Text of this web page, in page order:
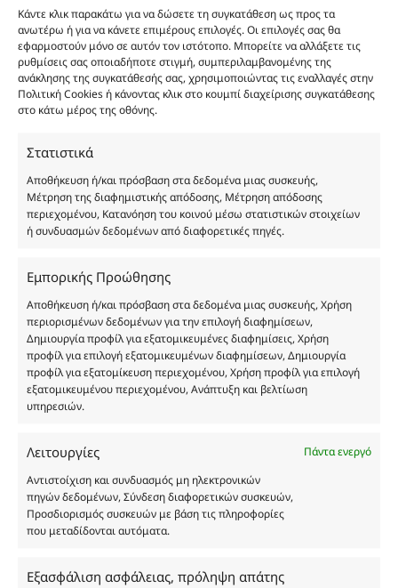
Κάντε κλικ παρακάτω για να δώσετε τη συγκατάθεση ως προς τα
ανωτέρω ή για να κάνετε επιμέρους επιλογές. Οι επιλογές σας θα
εφαρμοστούν μόνο σε αυτόν τον ιστότοπο. Μπορείτε να αλλάξετε τις
ρυθμίσεις σας οποιαδήποτε στιγμή, συμπεριλαμβανομένης της
ανάκλησης της συγκατάθεσής σας, χρησιμοποιώντας τις εναλλαγές στην
Πολιτική Cookies ή κάνοντας κλικ στο κουμπί διαχείρισης συγκατάθεσης
στο κάτω μέρος της οθόνης.
Στατιστικά
Αποθήκευση ή/και πρόσβαση στα δεδομένα μιας συσκευής,
Μέτρηση της διαφημιστικής απόδοσης, Μέτρηση απόδοσης
περιεχομένου, Κατανόηση του κοινού μέσω στατιστικών στοιχείων
ή συνδυασμών δεδομένων από διαφορετικές πηγές.
Εμπορικής Προώθησης
Αποθήκευση ή/και πρόσβαση στα δεδομένα μιας συσκευής, Χρήση
περιορισμένων δεδομένων για την επιλογή διαφημίσεων,
Δημιουργία προφίλ για εξατομικευμένες διαφημίσεις, Χρήση
προφίλ για επιλογή εξατομικευμένων διαφημίσεων, Δημιουργία
προφίλ για εξατομίκευση περιεχομένου, Χρήση προφίλ για επιλογή
εξατομικευμένου περιεχομένου, Ανάπτυξη και βελτίωση
υπηρεσιών.
Λειτουργίες
Πάντα ενεργό
Αντιστοίχιση και συνδυασμός μη ηλεκτρονικών
πηγών δεδομένων, Σύνδεση διαφορετικών συσκευών,
Προσδιορισμός συσκευών με βάση τις πληροφορίες
που μεταδίδονται αυτόματα.
Εξασφάλιση ασφάλειας, πρόληψη απάτης
Σκοπός τους είναι η διευκόλυνση της επιλογής σας.
Σε καμία περίπτωση δεν αντιστοιχούν στα
αυθεντικά αρώματα και δεν ανταποκρίνονται στην
πραγματικότητα. Πρόθεση της επιχείρησης μας δεν
είναι η παραπλάνηση και η εξαπάτηση του
καταναλωτή. Όλα μας τα προϊόντα είναι τύπου, σε
αντίστοιχα αυθεντικά γνωστών οίκων. Οι
ονομασίες, οι εικόνες και τα σήματα των
προϊόντων αποτελούν αναφαίρετη και
κατοχυρωμένη εμπορικά ιδιοκτησία των
Δημιουργών-Οίκων. Οι εικόνες ενδέχεται να
Με επιφύλαξη κάθε νόμιμου δικαιώματος.
Eau de parfum
Αγίου Κωνσταντίνου 76
Τηλ. 2314 016010
ΑΦΜ 803285309
ΓΕΜΗ 193802504000